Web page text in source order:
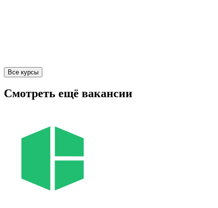
Все курсы
Смотреть ещё вакансии